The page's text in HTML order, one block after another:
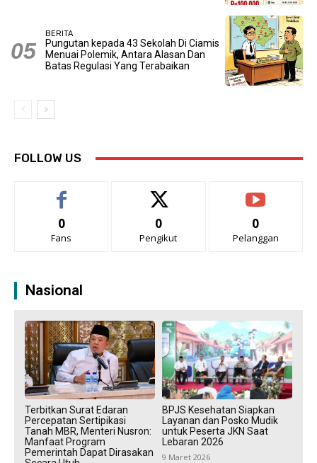
BERITA
Pungutan kepada 43 Sekolah Di Ciamis
Menuai Polemik, Antara Alasan Dan
Batas Regulasi Yang Terabaikan
FOLLOW US
0
Fans
0
Pengikut
0
Pelanggan
Nasional
Terbitkan Surat Edaran
Percepatan Sertipikasi
Tanah MBR, Menteri Nusron:
Manfaat Program
Pemerintah Dapat Dirasakan
BPJS Kesehatan Siapkan
Layanan dan Posko Mudik
untuk Peserta JKN Saat
Lebaran 2026
9 Maret 2026